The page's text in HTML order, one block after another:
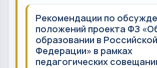
Рекомендации по
положений проекта ФЗ
образовании в Российской
Федерации» в рамках
педагогических